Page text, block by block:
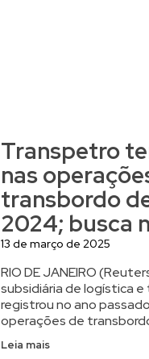
Transpetro
nas
transbordo
2024; busca
13 de março de 2025
RIO DE JANEIRO
subsidiária de logística
registrou no ano
operações de
Leia mais